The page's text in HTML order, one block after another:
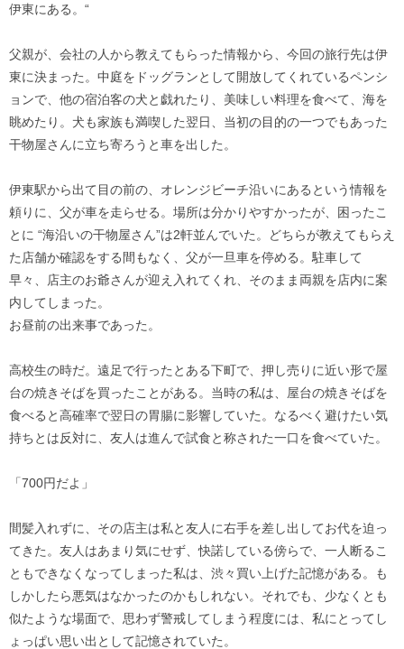
伊東にある。“
父親が、会社の人から教えてもらった情報から、今回の旅行先は伊
東に決まった。中庭をドッグランとして開放してくれているペンシ
ョンで、他の宿泊客の犬と戯れたり、美味しい料理を食べて、海を
眺めたり。犬も家族も満喫した翌日、当初の目的の一つでもあった
干物屋さんに立ち寄ろうと車を出した。
伊東駅から出て目の前の、オレンジビーチ沿いにあるという情報を
頼りに、父が車を走らせる。場所は分かりやすかったが、困ったこ
とに “海沿いの干物屋さん”は2軒並んでいた。どちらが教えてもらえ
た店舗か確認をする間もなく、父が一旦車を停める。駐車して
早々、店主のお爺さんが迎え入れてくれ、そのまま両親を店内に案
内してしまった。
お昼前の出来事であった。
高校生の時だ。遠足で行ったとある下町で、押し売りに近い形で屋
台の焼きそばを買ったことがある。当時の私は、屋台の焼きそばを
食べると高確率で翌日の胃腸に影響していた。なるべく避けたい気
持ちとは反対に、友人は進んで試食と称された一口を食べていた。
「700円だよ」
間髪入れずに、その店主は私と友人に右手を差し出してお代を迫っ
てきた。友人はあまり気にせず、快諾している傍らで、一人断るこ
ともできなくなってしまった私は、渋々買い上げた記憶がある。も
しかしたら悪気はなかったのかもしれない。それでも、少なくとも
似たような場面で、思わず警戒してしまう程度には、私にとってし
ょっぱい思い出として記憶されていた。